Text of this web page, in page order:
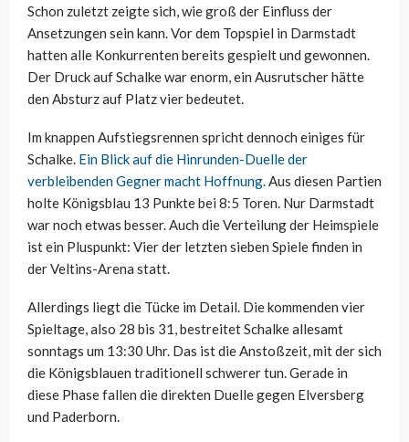
Schon zuletzt zeigte sich, wie groß der Einfluss der
Ansetzungen sein kann. Vor dem Topspiel in Darmstadt
hatten alle Konkurrenten bereits gespielt und gewonnen.
Der Druck auf Schalke war enorm, ein Ausrutscher hätte
den Absturz auf Platz vier bedeutet.
Im knappen Aufstiegsrennen spricht dennoch einiges für
Schalke. Ein Blick auf die Hinrunden-Duelle der
verbleibenden Gegner macht Hoffnung.Aus diesen Partien
holte Königsblau 13 Punkte bei 8:5 Toren. Nur Darmstadt
war noch etwas besser. Auch die Verteilung der Heimspiele
ist ein Pluspunkt: Vier der letzten sieben Spiele finden in
der Veltins-Arena statt.
Allerdings liegt die Tücke im Detail. Die kommenden vier
Spieltage, also 28 bis 31, bestreitet Schalke allesamt
sonntags um 13:30 Uhr. Das ist die Anstoßzeit, mit der sich
die Königsblauen traditionell schwerer tun. Gerade in
diese Phase fallen die direkten Duelle gegen Elversberg
und Paderborn.